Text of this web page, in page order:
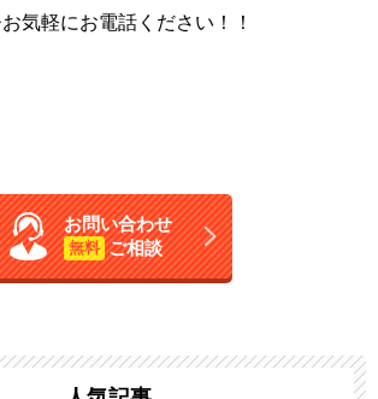
気軽にお電話ください！！
お問い合わせ
無料 ご相談